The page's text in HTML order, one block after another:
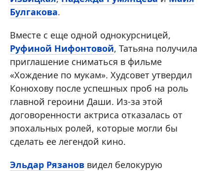
Булгакова.
Вместе с еще одной однокурсницей,
Руфиной Нифонтовой, Татьяна получила
приглашение сниматься в фильме
«Хождение по мукам». Худсовет утвердил
Конюхову после успешных проб на роль
главной героини Даши. Из-за этой
договоренности актриса отказалась от
эпохальных ролей, которые могли бы
сделать ее легендой кино.
Эльдар Рязанов видел белокурую